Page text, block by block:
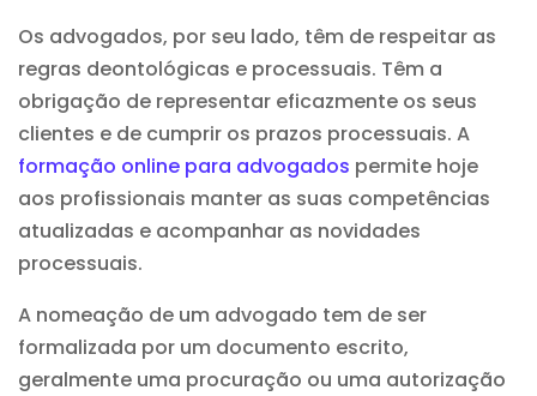
Os advogados, por seu lado, têm de respeitar as
regras deontológicas e processuais. Têm a
obrigação de representar eficazmente os seus
clientes e de cumprir os prazos processuais. A
formação online para advogados permite hoje
aos profissionais manter as suas competências
atualizadas e acompanhar as novidades
processuais.
A nomeação de um advogado tem de ser
formalizada por um documento escrito,
geralmente uma procuração ou uma autorização